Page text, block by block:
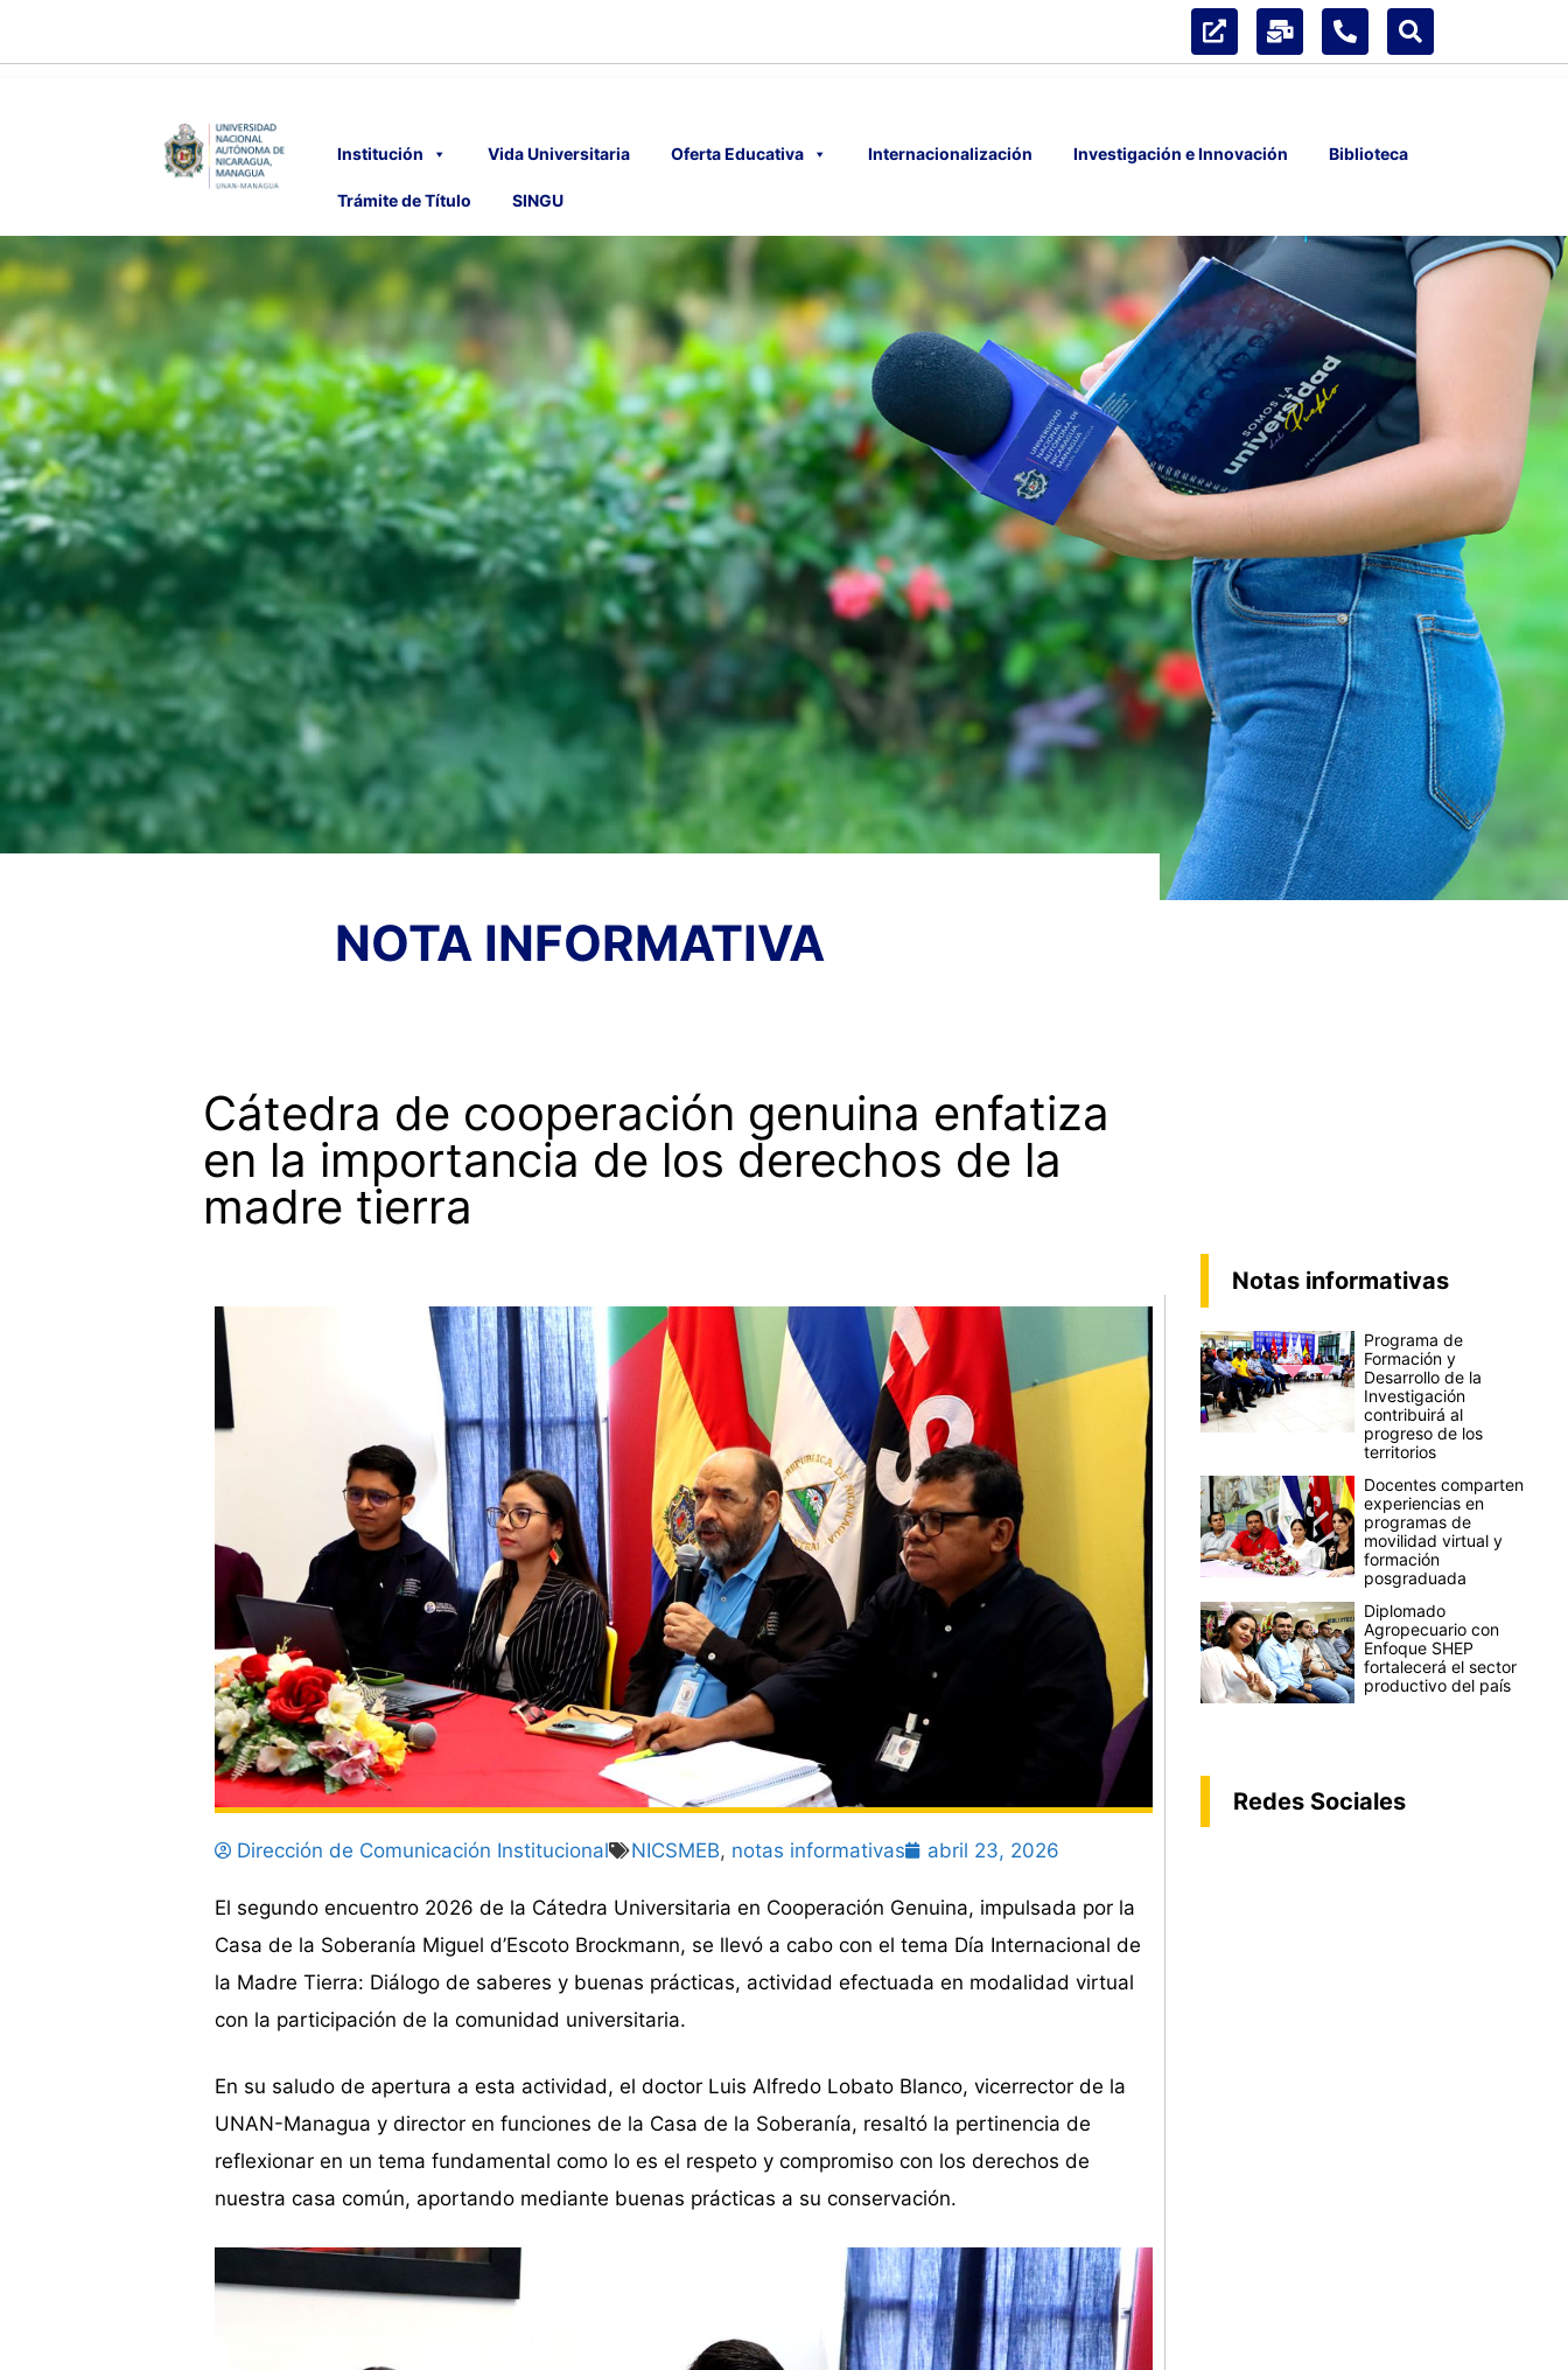
Institución Vida Universitaria Oferta Educativa Internacionalización Investigación e Innovación Biblioteca
Trámite de Título SINGU
NOTA INFORMATIVA
NOTICIAS
Cátedra de cooperación genuina enfatiza
en la importancia de los derechos de la
madre tierra
Dirección de Comunicación Institucional NICSMEB, notas informativas abril 23, 2026
El segundo encuentro 2026 de la Cátedra Universitaria en Cooperación Genuina, impulsada por la
Casa de la Soberanía Miguel d’Escoto Brockmann, se llevó a cabo con el tema Día Internacional de
la Madre Tierra: Diálogo de saberes y buenas prácticas, actividad efectuada en modalidad virtual
con la participación de la comunidad universitaria.
En su saludo de apertura a esta actividad, el doctor Luis Alfredo Lobato Blanco, vicerrector de la
UNAN-Managua y director en funciones de la Casa de la Soberanía, resaltó la pertinencia de
reflexionar en un tema fundamental como lo es el respeto y compromiso con los derechos de
nuestra casa común, aportando mediante buenas prácticas a su conservación.
Notas informativas
Programa de
Formación y
Desarrollo de la
Investigación
contribuirá al
progreso de los
territorios
Docentes comparten
experiencias en
programas de
movilidad virtual y
formación
posgraduada
Diplomado
Agropecuario con
Enfoque SHEP
fortalecerá el sector
productivo del país
Redes Sociales